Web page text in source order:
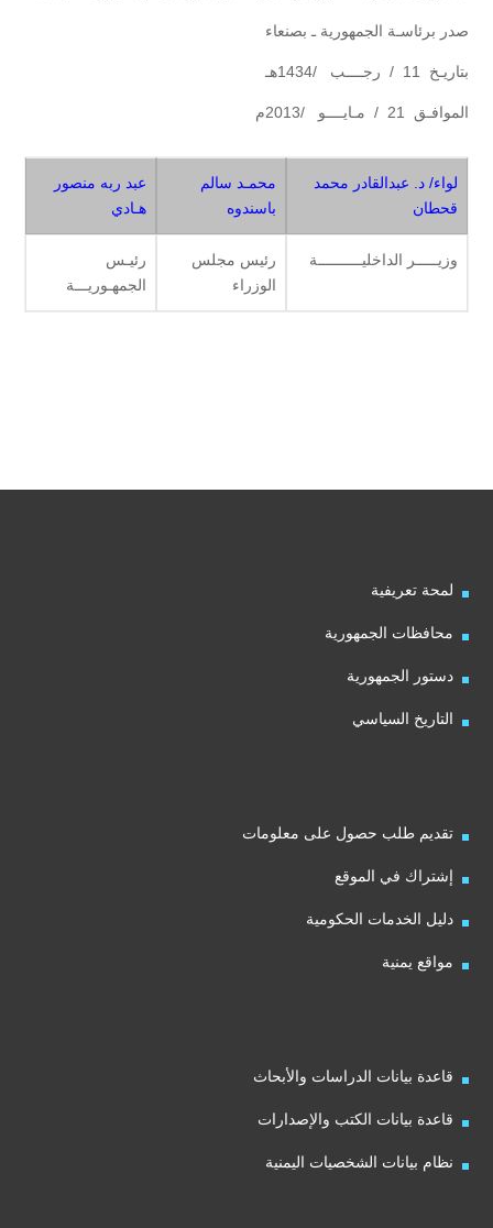
صدر برئاسـة الجمهورية ـ بصنعاء
بتاريـخ 11 / رجــــب /1434هـ
الموافـق 21 / مـايــــو /2013م
لواء/ د. عبدالقادر محمد
قحطان
محمـد سالم
باسندوه
عبد ربه منصور
هـادي
وزيـــــر الداخليــــــــــة
رئيس مجلس
الوزراء
رئيـس
الجمهـوريـــة
لمحة تعريفية
محافظات الجمهورية
دستور الجمهورية
التاريخ السياسي
تقديم طلب حصول على معلومات
إشتراك في الموقع
دليل الخدمات الحكومية
مواقع يمنية
قاعدة بيانات الدراسات والأبحاث
قاعدة بيانات الكتب والإصدارات
نظام بيانات الشخصيات اليمنية